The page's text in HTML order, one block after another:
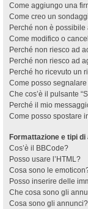
Come aggiungo una
Come creo un
Perché non è
Come modifico o
Perché non riesco ad
Perché non riesco ad
Perché ho ricevuto un
Come posso
Che cos’è il pulsante
Perché il mio
Come posso spostare
Formattazione e tipi
Cos’è il BBCode?
Posso usare l’HTML?
Cosa sono le
Posso inserire delle
Che cosa sono gli
Cosa sono gli annunci?